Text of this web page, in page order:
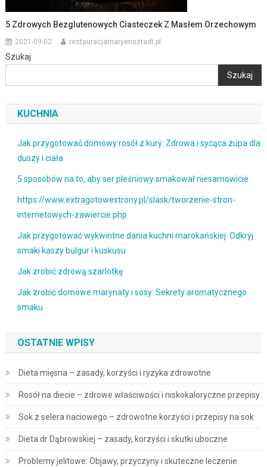
5 Zdrowych Bezglutenowych Ciasteczek Z Masłem Orzechowym
2021-09-02 restauracjamaryensztadt.pl
Szukaj
Szukaj
KUCHNIA
Jak przygotować domowy rosół z kury: Zdrowa i sycąca zupa dla
duszy i ciała
5 sposobów na to, aby ser pleśniowy smakował niesamowicie
https://www.extragotowestrony.pl/slask/tworzenie-stron-
internetowych-zawiercie.php
Jak przygotować wykwintne dania kuchni marokańskiej: Odkryj
smaki kaszy bulgur i kuskusu
Jak zrobić zdrową szarlotkę
Jak zrobić domowe marynaty i sosy: Sekrety aromatycznego
smaku
OSTATNIE WPISY
Dieta mięsna – zasady, korzyści i ryzyka zdrowotne
Rosół na diecie – zdrowe właściwości i niskokaloryczne przepisy
Sok z selera naciowego – zdrowotne korzyści i przepisy na sok
Dieta dr Dąbrowskiej – zasady, korzyści i skutki uboczne
Problemy jelitowe: Objawy, przyczyny i skuteczne leczenie